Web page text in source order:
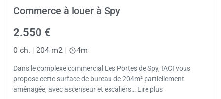
Commerce à louer à Spy
2.550 €
0 ch. | 204 m2 | 4m
Dans le complexe commercial Les Portes de Spy, IACI vous
propose cette surface de bureau de 204m² partiellement
aménagée, avec ascenseur et escaliers… Lire plus